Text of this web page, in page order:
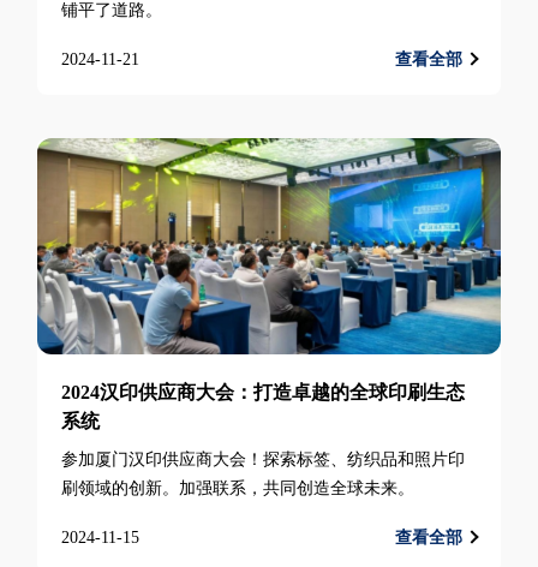
铺平了道路。
2024-11-21 查看全部
2024汉印供应商大会：打造卓越的全球印刷生态
系统
参加厦门汉印供应商大会！探索标签、纺织品和照片印
刷领域的创新。加强联系，共同创造全球未来。
2024-11-15 查看全部